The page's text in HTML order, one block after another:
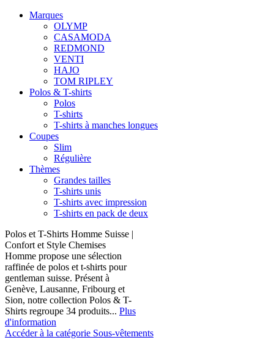
Marques
OLYMP
CASAMODA
REDMOND
VENTI
HAJO
TOM RIPLEY
Polos & T-shirts
Polos
T-shirts
T-shirts à manches longues
Coupes
Slim
Régulière
Thèmes
Grandes tailles
T-shirts unis
T-shirts avec impression
T-shirts en pack de deux
Polos et T-Shirts Homme Suisse |
Confort et Style Chemises
Homme propose une sélection
raffinée de polos et t-shirts pour
gentleman suisse. Présent à
Genève, Lausanne, Fribourg et
Sion, notre collection Polos & T-
Shirts regroupe 34 produits... Plus
d'information
Accéder à la catégorie Sous-vêtements